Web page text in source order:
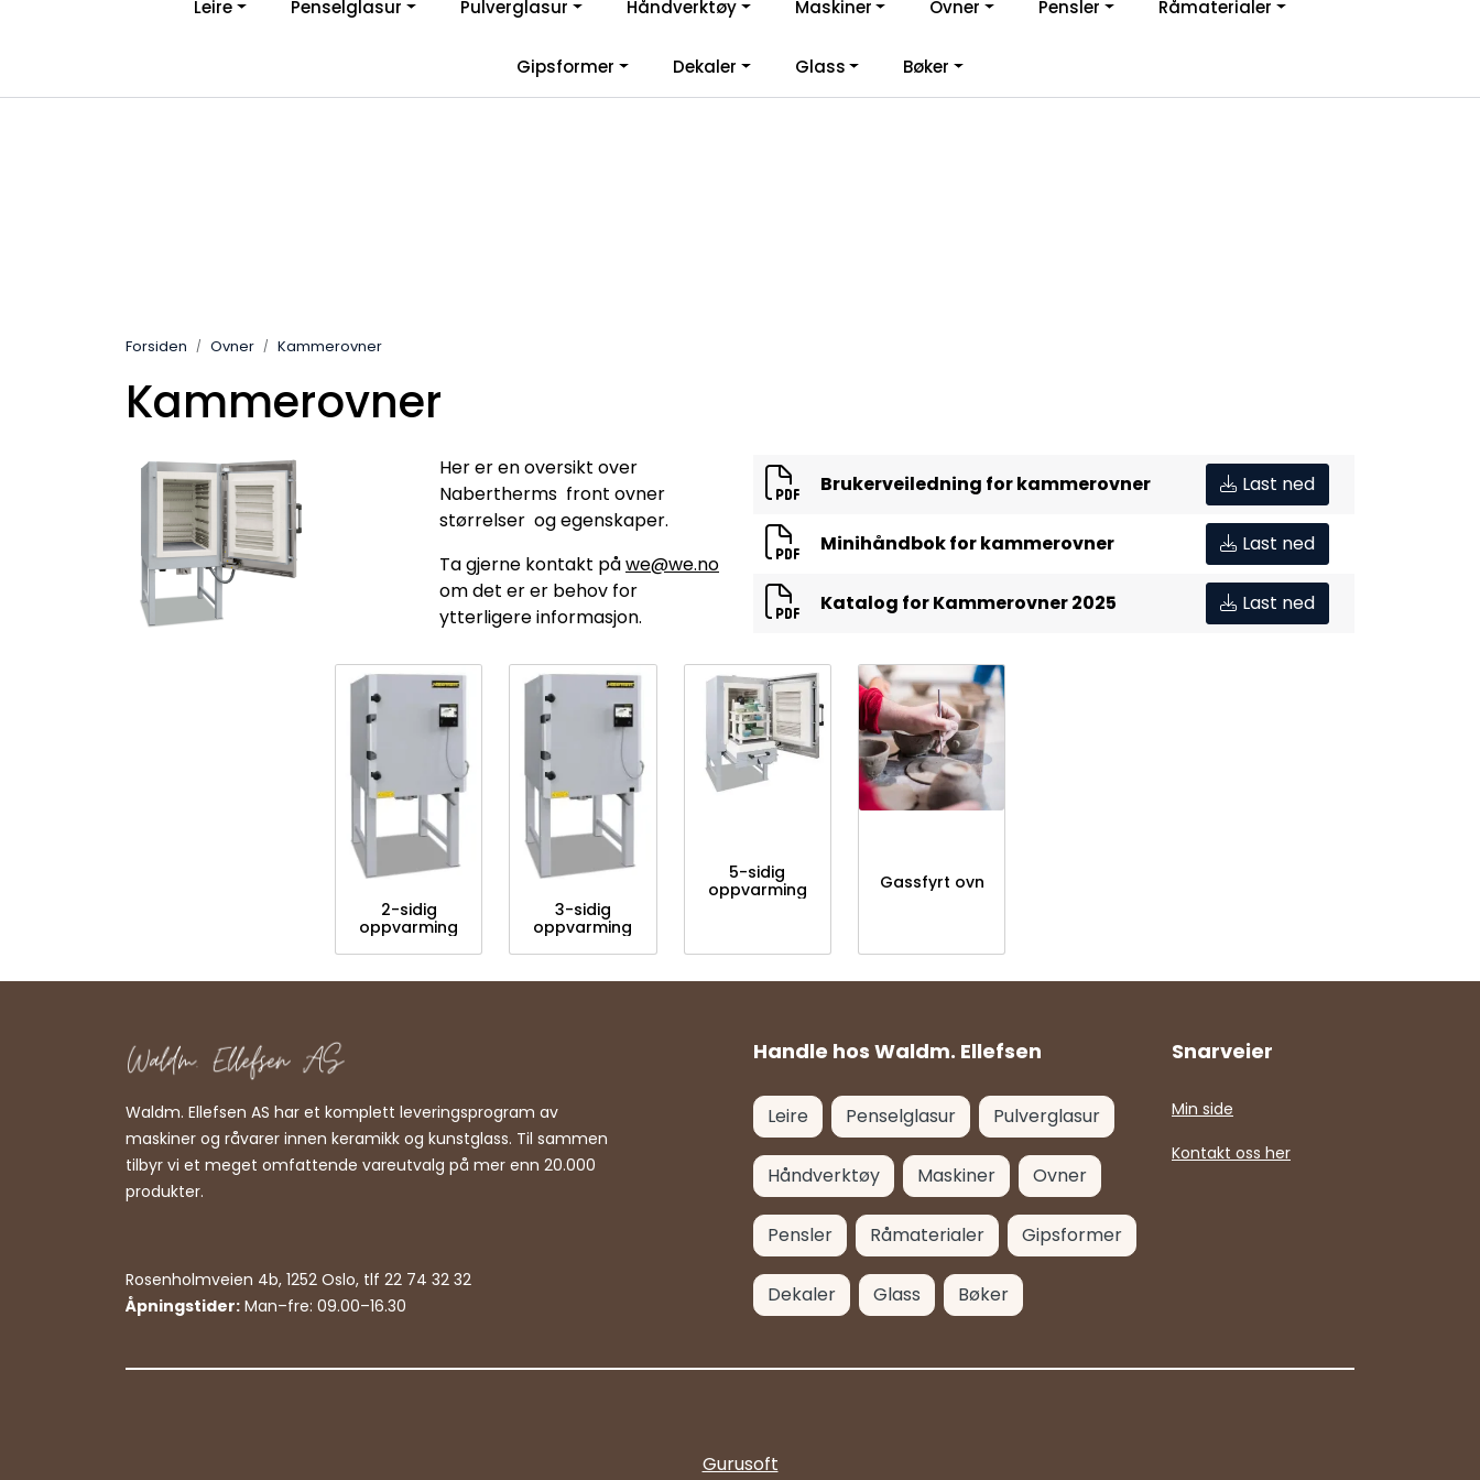
Velkommen til vår nye nettbutikk! Besøk Min side for mer informasjon
Leire Penselglasur Pulverglasur Håndverktøy Maskiner Ovner Pensler Råmaterialer
Gipsformer Dekaler Glass Bøker
Forsiden Ovner Kammerovner
Kammerovner
Her er en oversikt over
Nabertherms front ovner
størrelser og egenskaper.
Ta gjerne kontakt påwe@we.no
om det er er behov for
ytterligere informasjon.
Brukerveiledning for kammerovner Last ned
Minihåndbok for kammerovner Last ned
Katalog for Kammerovner 2025 Last ned
2-sidig
oppvarming
3-sidig
oppvarming
5-sidig
oppvarming
Gassfyrt ovn
Handle hos Waldm. Ellefsen
Waldm. Ellefsen AS har et komplett leveringsprogram av
maskiner og råvarer innen keramikk og kunstglass. Til sammen
tilbyr vi et meget omfattende vareutvalg på mer enn 20.000
produkter.
Rosenholmveien 4b, 1252 Oslo, tlf 22 74 32 32
Åpningstider: Man–fre: 09.00–16.30
Leire Penselglasur Pulverglasur
Håndverktøy Maskiner Ovner
Pensler Råmaterialer Gipsformer
Dekaler Glass Bøker
Snarveier
Min side
Kontakt oss her
Gurusoft